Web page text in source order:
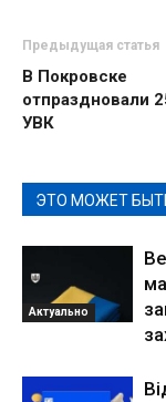
Предыдущая статья
В Покровске
отпраздновали
УВК
ЭТО МОЖЕТ
Актуально